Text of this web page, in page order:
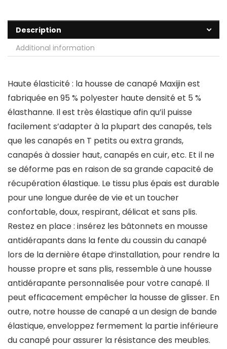
Description
Additional information
Haute élasticité : la housse de canapé Maxijin est
fabriquée en 95 % polyester haute densité et 5 %
élasthanne. Il est très élastique afin qu’il puisse
facilement s’adapter à la plupart des canapés, tels
que les canapés en T petits ou extra grands,
canapés à dossier haut, canapés en cuir, etc. Et il ne
se déforme pas en raison de sa grande capacité de
récupération élastique. Le tissu plus épais est durable
pour une longue durée de vie et un toucher
confortable, doux, respirant, délicat et sans plis.
Restez en place : insérez les bâtonnets en mousse
antidérapants dans la fente du coussin du canapé
lors de la dernière étape d’installation, pour rendre la
housse propre et sans plis, ressemble à une housse
antidérapante personnalisée pour votre canapé. Il
peut efficacement empêcher la housse de glisser. En
outre, notre housse de canapé a un design de bande
élastique, enveloppez fermement la partie inférieure
du canapé pour assurer la résistance des meubles.